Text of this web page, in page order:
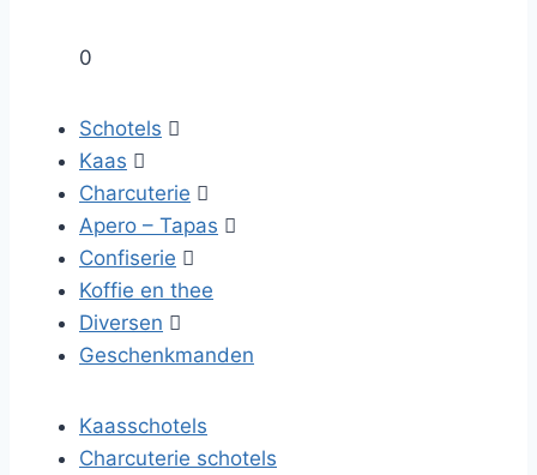
0
Schotels 
Kaas 
Charcuterie 
Apero – Tapas 
Confiserie 
Koffie en thee
Diversen 
Geschenkmanden
Kaasschotels
Charcuterie schotels